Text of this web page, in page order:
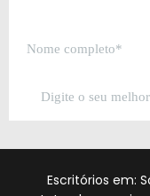
Escritórios em: